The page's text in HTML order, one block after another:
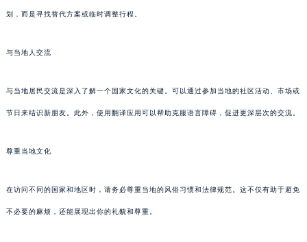
划，而是寻找替代方案或临时调整行程。
与当地人交流
与当地居民交流是深入了解一个国家文化的关键。可以通过参加当地的社区活动、市场或
节日来结识新朋友。此外，使用翻译应用可以帮助克服语言障碍，促进更深层次的交流。
尊重当地文化
在访问不同的国家和地区时，请务必尊重当地的风俗习惯和法律规范。这不仅有助于避免
不必要的麻烦，还能展现出你的礼貌和尊重。